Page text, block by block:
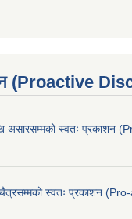
(Proactive
असारसम्मको स्वतः प्रकाशन
स्वतः प्रकाशन